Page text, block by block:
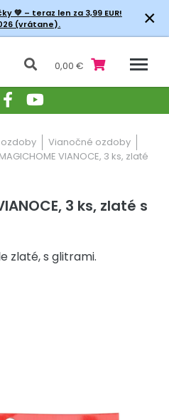
💚 – teraz len za 3,99 EUR!
(vrátane).
×
0,00 €
Vianočné ozdoby
VIANOCE, 3 ks, zlaté
3 ks, zlaté s
zlaté, s glitrami.